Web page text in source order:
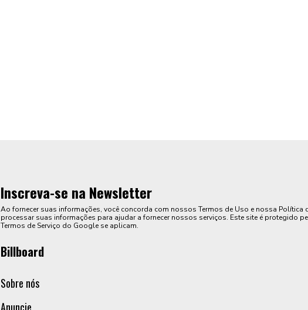
Inscreva-se na Newsletter
Ao fornecer suas informações, você concorda com nossos Termos de Uso e nossa
processar suas informações para ajudar a fornecer nossos serviços. Este site é protegido
Termos de Serviço do Google se aplicam.
Billboard
Sobre nós